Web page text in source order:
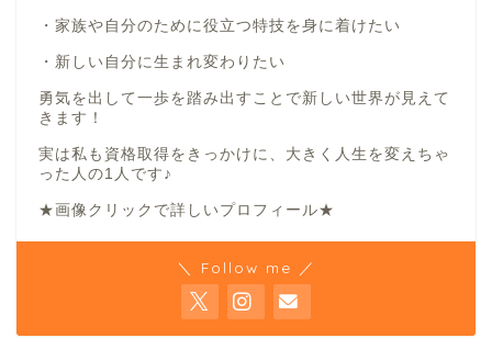
・家族や自分のために役立つ特技を身に着けたい
・新しい自分に生まれ変わりたい
勇気を出して一歩を踏み出すことで新しい世界が見えて
きます！
実は私も資格取得をきっかけに、大きく人生を変えちゃ
った人の1人です♪
★画像クリックで詳しいプロフィール★
＼ Follow me ／